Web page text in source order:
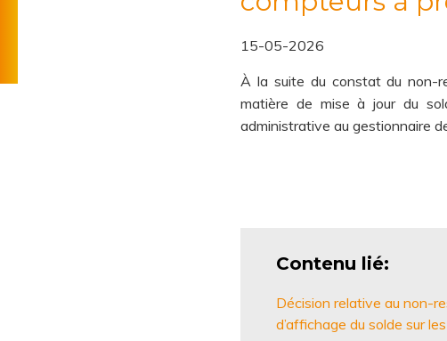
de
15-05-2026
À la suite du constat du non-
matière de mise à jour du
administrative au gestionnaire
Contenu lié
Décision relative au non-
d’affichage du solde sur